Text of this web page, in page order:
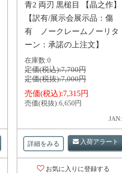
青2 両刃 黒槌目 【晶之作】
【訳有/展示会展示品：傷
有 ノークレームノーリタ
ーン：承諾の上注文】
在庫数:0
定価(税込):7,700円
定価(税抜):7,000円
売価(税込):7,315円
売価(税抜):6,650円
JAN:
詳細をみる 入荷アラート
お気に入りに登録する